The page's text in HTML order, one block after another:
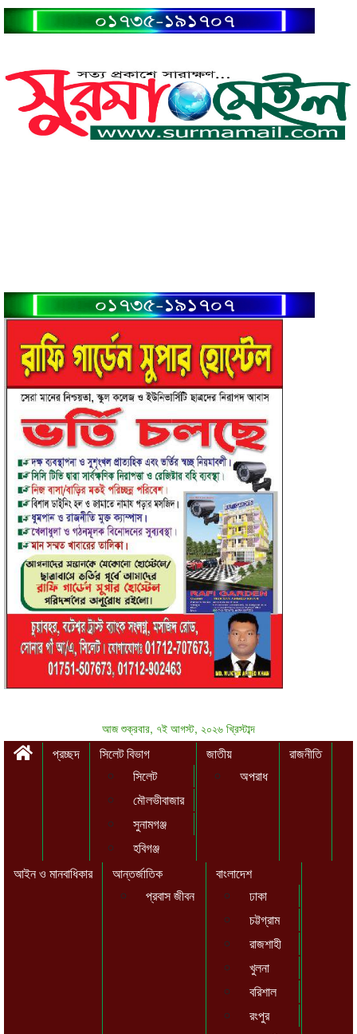
আজ শুক্রবার, ৭ই আগস্ট, ২০২৬ খ্রিস্টাব্দ
প্রচ্ছদ
সিলেট বিভাগ
সিলেট
মৌলভীবাজার
সুনামগঞ্জ
হবিগঞ্জ
জাতীয়
অপরাধ
রাজনীতি
আইন ও মানবাধিকার
আন্তর্জাতিক
প্রবাস জীবন
বাংলাদেশ
ঢাকা
চট্টগ্রাম
রাজশাহী
খুলনা
বরিশাল
রংপুর